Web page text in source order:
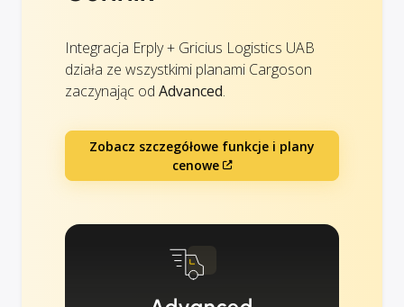
Integracja Erply + Gricius Logistics UAB
działa ze wszystkimi planami Cargoson
zaczynając od Advanced.
Zobacz szczegółowe funkcje i plany
cenowe